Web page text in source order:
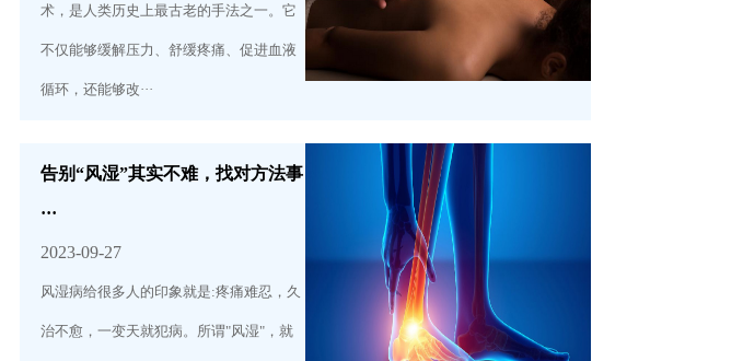
术，是人类历史上最古老的手法之一。它
不仅能够缓解压力、舒缓疼痛、促进血液
循环，还能够改···
告别“风湿”其实不难，找对方法事
···
2023-09-27
风湿病给很多人的印象就是:疼痛难忍，久
治不愈，一变天就犯病。所谓"风湿"，就